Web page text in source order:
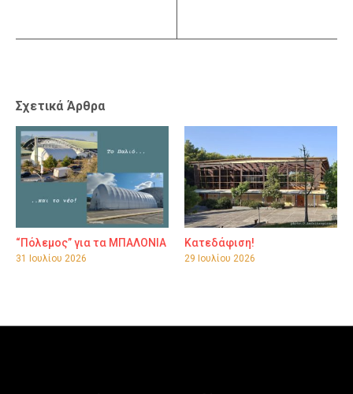
Σχετικά Άρθρα
“Πόλεμος” για τα ΜΠΑΛΟΝΙΑ
31 Ιουλίου 2026
Κατεδάφιση!
29 Ιουλίου 2026